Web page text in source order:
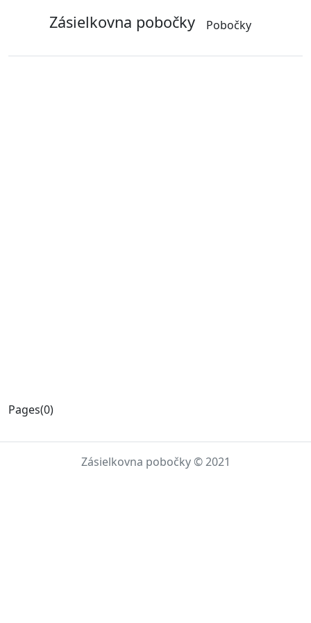
Zásielkovna pobočky Pobočky
Pages(0)
Zásielkovna pobočky © 2021